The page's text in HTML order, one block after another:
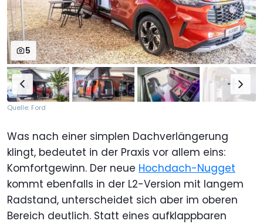
5
Quelle: Ford
Was nach einer simplen Dachverlängerung
klingt, bedeutet in der Praxis vor allem eins:
Komfortgewinn. Der neue Hochdach-Nugget
kommt ebenfalls in der L2-Version mit langem
Radstand, unterscheidet sich aber im oberen
Bereich deutlich. Statt eines aufklappbaren